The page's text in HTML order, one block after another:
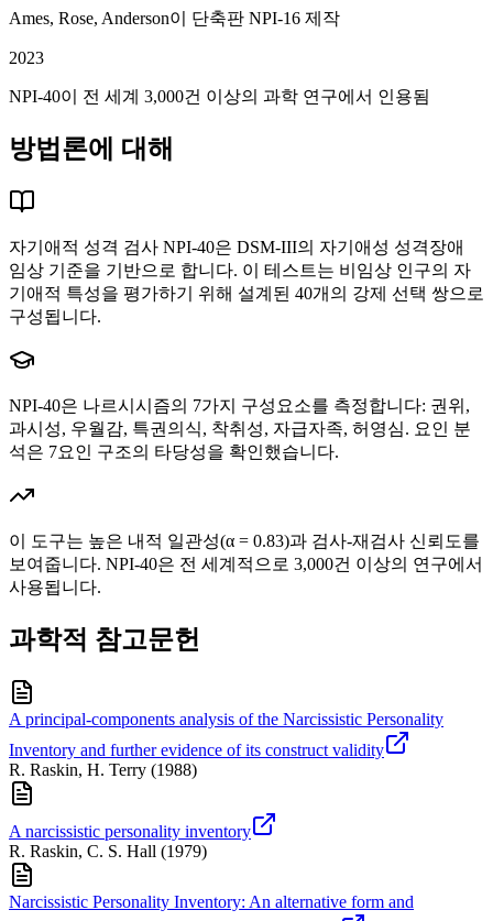
Ames, Rose, Anderson이 단축판 NPI-16 제작
2023
NPI-40이 전 세계 3,000건 이상의 과학 연구에서 인용됨
방법론에 대해
자기애적 성격 검사 NPI-40은 DSM-III의 자기애성 성격장애
임상 기준을 기반으로 합니다. 이 테스트는 비임상 인구의 자
기애적 특성을 평가하기 위해 설계된 40개의 강제 선택 쌍으로
구성됩니다.
NPI-40은 나르시시즘의 7가지 구성요소를 측정합니다: 권위,
과시성, 우월감, 특권의식, 착취성, 자급자족, 허영심. 요인 분
석은 7요인 구조의 타당성을 확인했습니다.
이 도구는 높은 내적 일관성(α = 0.83)과 검사-재검사 신뢰도를
보여줍니다. NPI-40은 전 세계적으로 3,000건 이상의 연구에서
사용됩니다.
과학적 참고문헌
A principal-components analysis of the Narcissistic Personality
Inventory and further evidence of its construct validity
R. Raskin, H. Terry (1988)
A narcissistic personality inventory
R. Raskin, C. S. Hall (1979)
Narcissistic Personality Inventory: An alternative form and